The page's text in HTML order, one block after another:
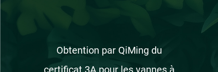
Obtention par QiMing du
certificat 3A pour les vannes à